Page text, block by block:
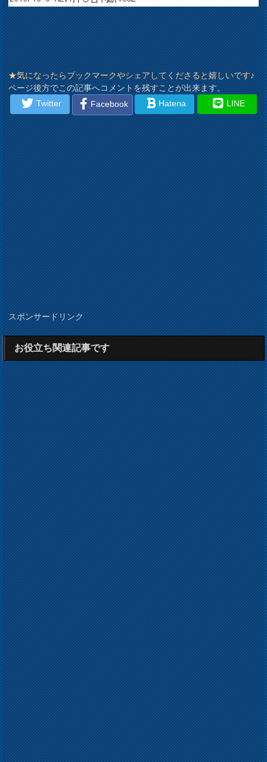
★気になったらブックマークやシェアしてくださると嬉しいです♪
ページ後方でこの記事へコメントを残すことが出来ます。
Twitter
Facebook Hatena LINE
スポンサードリンク
お役立ち関連記事です